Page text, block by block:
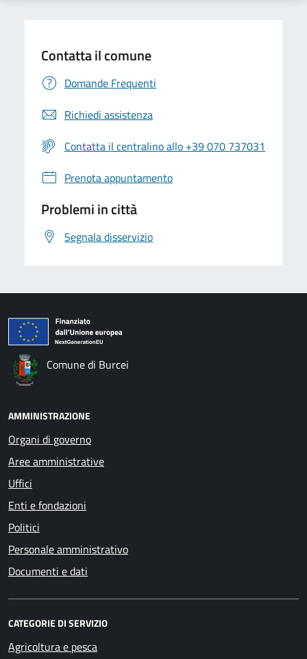
Contatta il comune
Domande Frequenti
Richiedi assistenza
Contatta il centralino allo +39 070 737031
Prenota appuntamento
Problemi in città
Segnala disservizio
Comune di Burcei
AMMINISTRAZIONE
Organi di governo
Aree amministrative
Uffici
Enti e fondazioni
Politici
Personale amministrativo
Documenti e dati
CATEGORIE DI SERVIZIO
Agricoltura e pesca